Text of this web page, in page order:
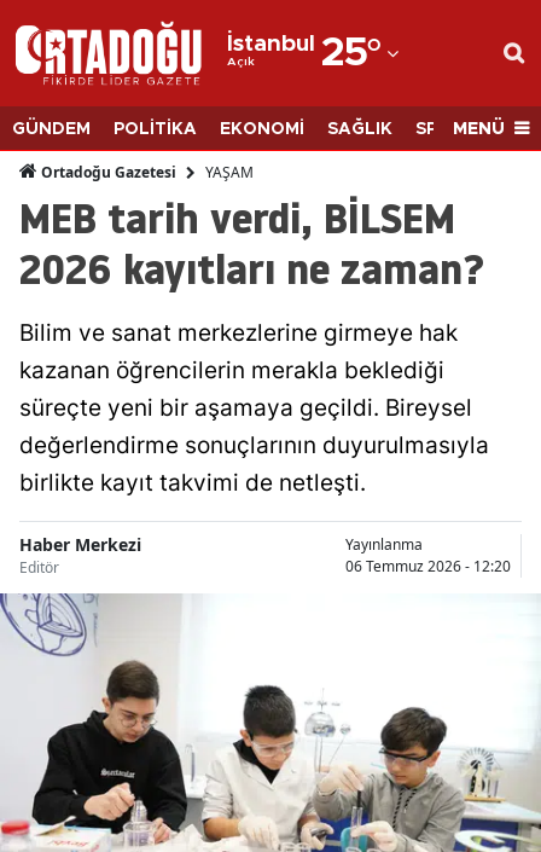
İstanbul
Açık 25°
Adana
Adıyaman
Afyonkarahisar
Ağrı
Amasya
Ankara
Antalya
Artvin
Aydın
Balıkesir
Bolu
Burdur
Bursa
GÜNDEM POLİTİKA EKONOMİ SAĞLIK SPORMENÜ
Ortadoğu Gazetesi YAŞAM
MEB tarih verdi, BİLSEM
2026 kayıtları ne zaman?
Bilim ve sanat merkezlerine girmeye hak
kazanan öğrencilerin merakla beklediği
süreçte yeni bir aşamaya geçildi. Bireysel
değerlendirme sonuçlarının duyurulmasıyla
birlikte kayıt takvimi de netleşti.
Haber Merkezi
Editör
Yayınlanma
06 Temmuz 2026 - 12:20